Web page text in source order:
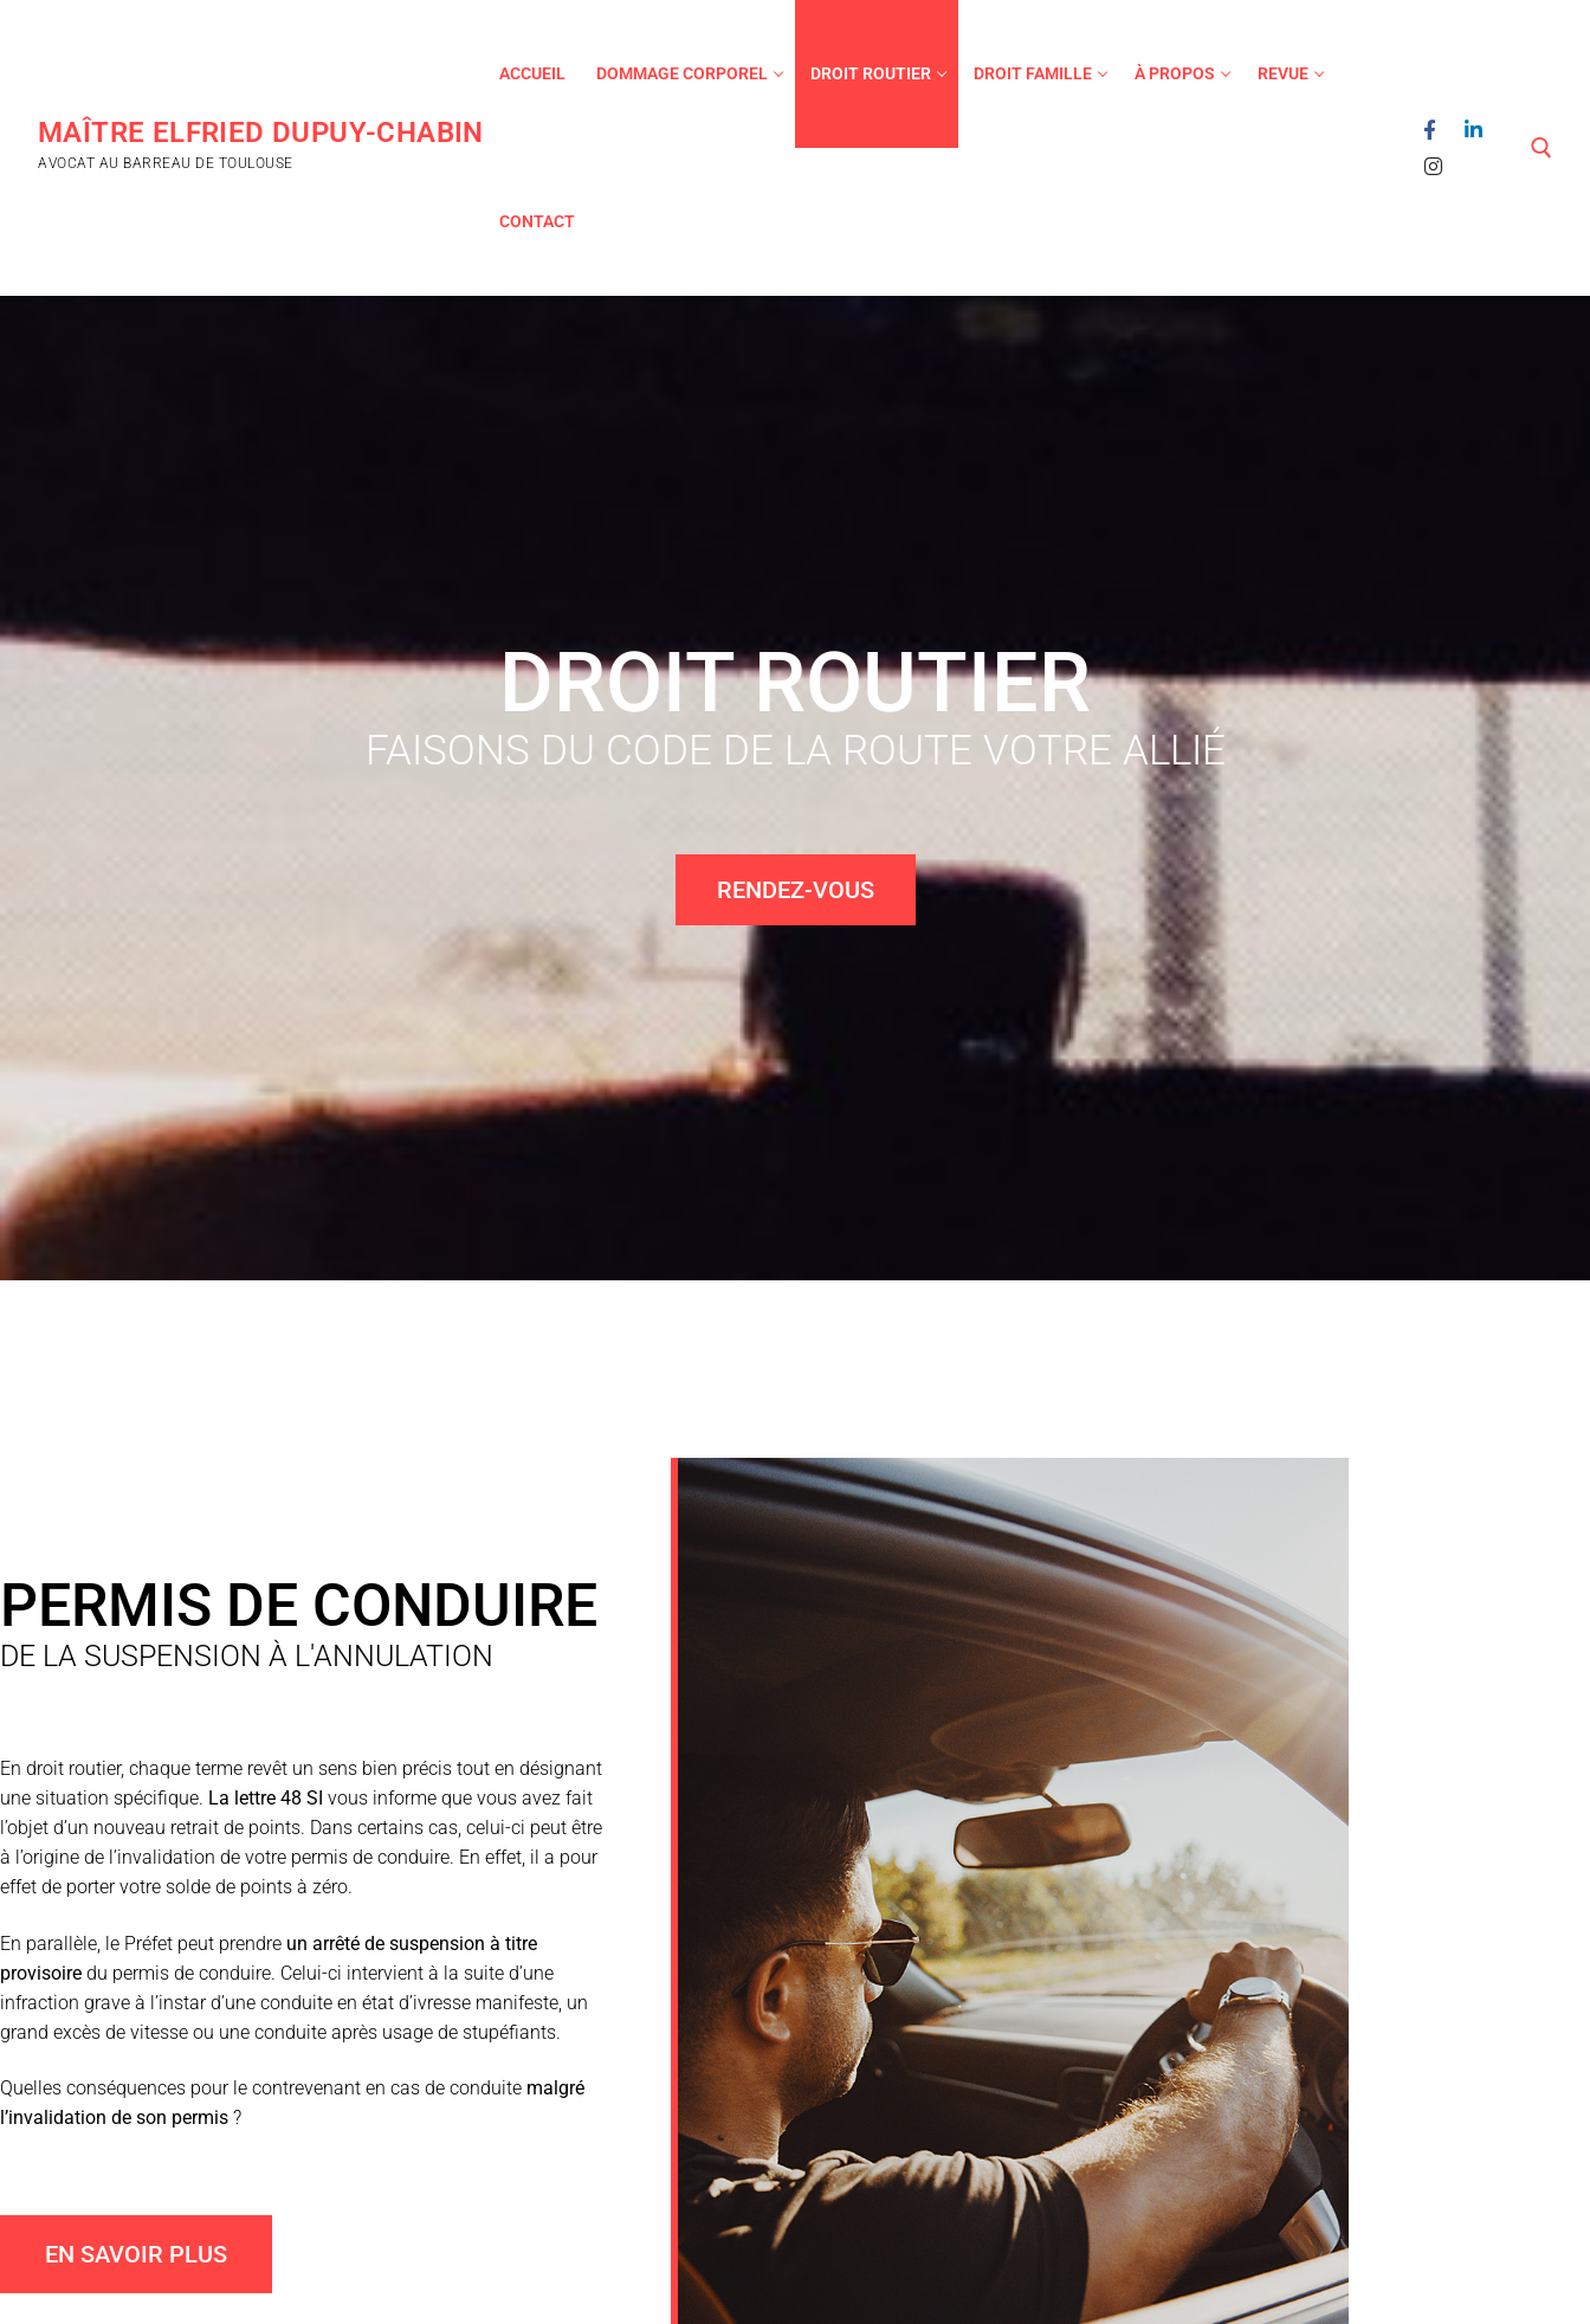
MAÎTRE ELFRIED DUPUY-CHABIN
AVOCAT AU BARREAU DE TOULOUSE
ACCUEIL DOMMAGE CORPOREL DROIT ROUTIER DROIT FAMILLE À PROPOS REVUE
CONTACT
DROIT ROUTIER
FAISONS DU CODE DE LA ROUTE VOTRE ALLIÉ
RENDEZ-VOUS
PERMIS DE CONDUIRE
DE LA SUSPENSION À L'ANNULATION
En droit routier, chaque terme revêt un sens bien précis tout en désignant
une situation spécifique. La lettre 48 SI vous informe que vous avez fait
l’objet d’un nouveau retrait de points. Dans certains cas, celui-ci peut être
à l’origine de l’invalidation de votre permis de conduire. En effet, il a pour
effet de porter votre solde de points à zéro.
En parallèle, le Préfet peut prendre un arrêté de suspension à titre
provisoire du permis de conduire. Celui-ci intervient à la suite d’une
infraction grave à l’instar d’une conduite en état d’ivresse manifeste, un
grand excès de vitesse ou une conduite après usage de stupéfiants.
Quelles conséquences pour le contrevenant en cas de conduite malgré
l’invalidation de son permis ?
EN SAVOIR PLUS